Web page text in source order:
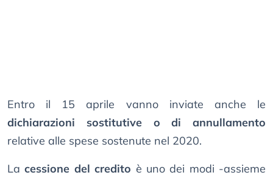
Entro il 15 aprile vanno inviate anche le
dichiarazioni sostitutive o di annullamento
relative alle spese sostenute nel 2020.
Lacessione del credito è uno dei modi -assieme